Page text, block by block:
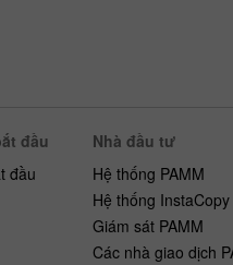
đầu
đầu
Nhà đầu tư
Hệ thống PAMM
Hệ thống InstaCopy
Giám sát PAMM
Các nhà giao dịch